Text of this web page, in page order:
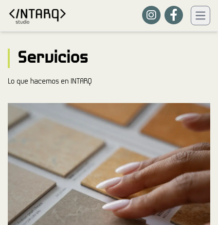
Servicios
Lo que hacemos en INTARQ